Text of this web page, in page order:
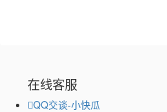
在线客服
QQ交谈-小快瓜